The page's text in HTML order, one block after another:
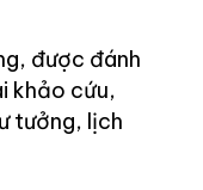
được đánh
khảo cứu,
tưởng, lịch